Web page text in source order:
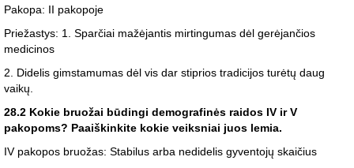
Pakopa: II pakopoje
Priežastys: 1. Sparčiai mažėjantis mirtingumas dėl gerėjančios
medicinos
2. Didelis gimstamumas dėl vis dar stiprios tradicijos turėtų daug
vaikų.
28.2 Kokie bruožai būdingi demografinės raidos IV ir V
pakopoms? Paaiškinkite kokie veiksniai juos lemia.
IV pakopos bruožas: Stabilus arba nedidelis gyventojų skaičius